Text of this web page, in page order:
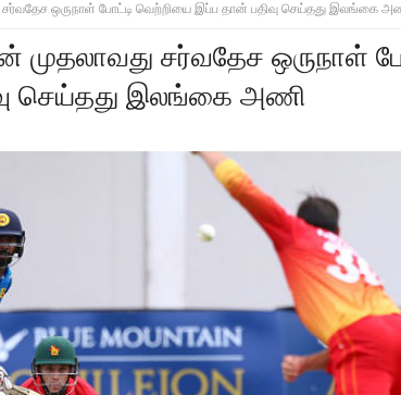
ஒருநாள் போட்டி வெற்றியை இப்ப தான் பதிவு செய்தது இலங்கை
முதலாவது சர்வதேச ஒருநாள்
செய்தது இலங்கை அணி